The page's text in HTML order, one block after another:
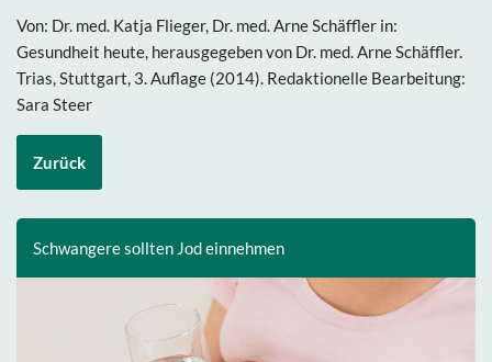
Von: Dr. med. Katja Flieger, Dr. med. Arne Schäffler in:
Gesundheit heute, herausgegeben von Dr. med. Arne Schäffler.
Trias, Stuttgart, 3. Auflage (2014). Redaktionelle Bearbeitung:
Sara Steer
Zurück
Schwangere sollten Jod einnehmen